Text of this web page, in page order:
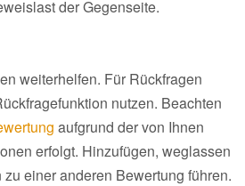
der Gegenseite.
weiterhelfen. Für Rückfragen
nutzen. Beachten
aufgrund der von Ihnen
erfolgt. Hinzufügen, weglassen
einer anderen Bewertung führen.